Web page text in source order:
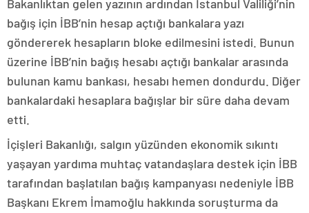
Bakanlıktan gelen yazının ardından İstanbul Valiliği’nin
bağış için İBB’nin hesap açtığı bankalara yazı
göndererek hesapların bloke edilmesini istedi. Bunun
üzerine İBB’nin bağış hesabı açtığı bankalar arasında
bulunan kamu bankası, hesabı hemen dondurdu. Diğer
bankalardaki hesaplara bağışlar bir süre daha devam
etti.
İçişleri Bakanlığı, salgın yüzünden ekonomik sıkıntı
yaşayan yardıma muhtaç vatandaşlara destek için İBB
tarafından başlatılan bağış kampanyası nedeniyle İBB
Başkanı Ekrem İmamoğlu hakkında soruşturma da